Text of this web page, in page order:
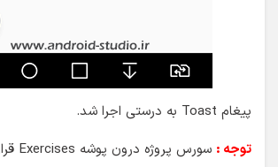
پیغام Toast به درستی اجرا شد.
توجه : سورس پروژه درون پوشه Exercises قرار داده شده است